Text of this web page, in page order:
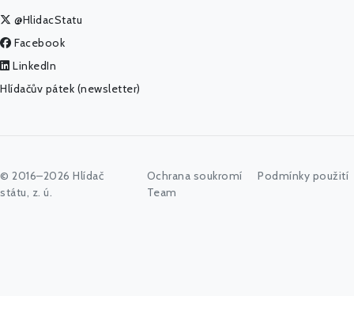
@HlidacStatu
Facebook
LinkedIn
Hlídačův pátek (newsletter)
© 2016–2026 Hlídač
státu, z. ú.
Ochrana soukromí
Podmínky použití
Team